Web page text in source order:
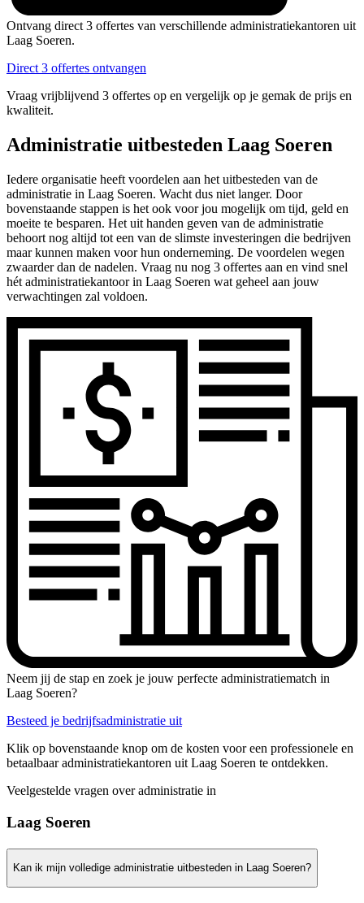
Ontvang direct 3 offertes van verschillende administratiekantoren uit
Laag Soeren.
Direct 3 offertes ontvangen
Vraag vrijblijvend 3 offertes op en vergelijk op je gemak de prijs en
kwaliteit.
Administratie uitbesteden Laag Soeren
Iedere organisatie heeft voordelen aan het uitbesteden van de
administratie in Laag Soeren. Wacht dus niet langer. Door
bovenstaande stappen is het ook voor jou mogelijk om tijd, geld en
moeite te besparen. Het uit handen geven van de administratie
behoort nog altijd tot een van de slimste investeringen die bedrijven
maar kunnen maken voor hun onderneming. De voordelen wegen
zwaarder dan de nadelen. Vraag nu nog 3 offertes aan en vind snel
hét administratiekantoor in Laag Soeren wat geheel aan jouw
verwachtingen zal voldoen.
Neem jij de stap en zoek je jouw perfecte administratiematch in
Laag Soeren?
Besteed je bedrijfsadministratie uit
Klik op bovenstaande knop om de kosten voor een professionele en
betaalbaar administratiekantoren uit Laag Soeren te ontdekken.
Veelgestelde vragen over administratie in
Laag Soeren
Kan ik mijn volledige administratie uitbesteden in Laag Soeren?